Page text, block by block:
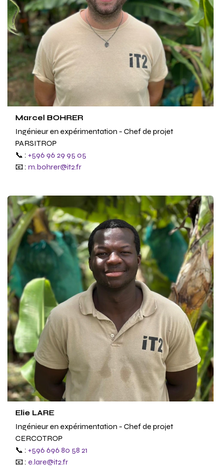
Marcel BOHRER
Ingénieur en expérimentation - Chef de projet
PARSITROP
📞 : +596 96 29 95 05
📧 : m.bohrer@it2.fr
Elie LARE
Ingénieur en expérimentation - Chef de projet
CERCOTROP
📞 : +596 696 80 58 21
📧 : e.lare@it2.fr